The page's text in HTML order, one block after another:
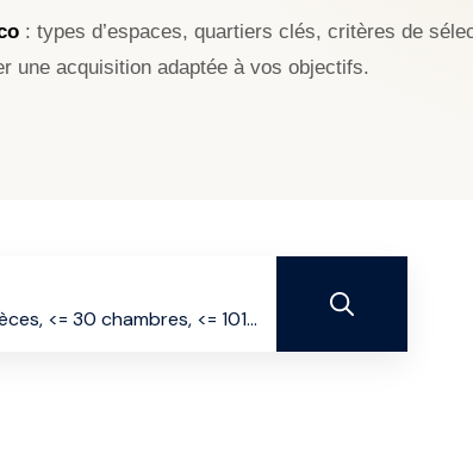
: types d’espaces, quartiers clés, critères de
une acquisition adaptée à vos objectifs.
Acheter, Prix <= 98000000, <= 32 pièces, <= 30 chambres, <= 101233 m², <= 3000000 m²